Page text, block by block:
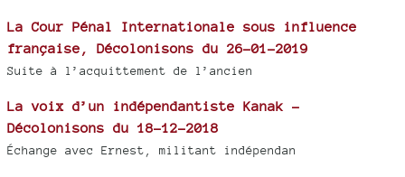
La Cour Pénal Internationale sous influence
française, Décolonisons du 26-01-2019
Suite à l’acquittement de l’ancien
La voix d’un indépendantiste Kanak -
Décolonisons du 18-12-2018
Échange avec Ernest, militant indépendan